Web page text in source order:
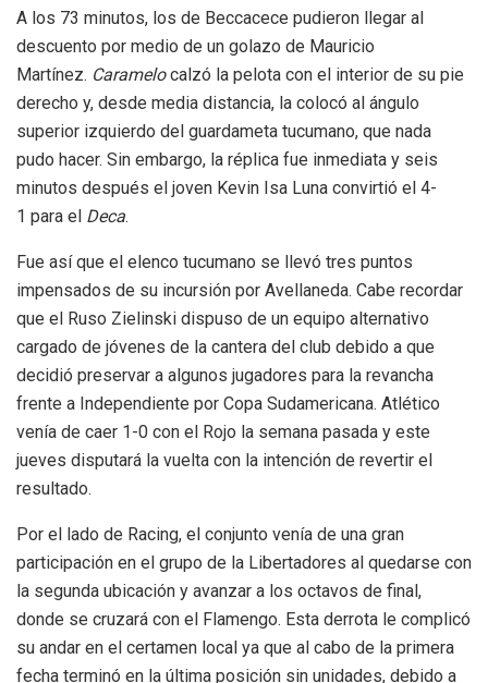
A los 73 minutos, los de Beccacece pudieron llegar al
descuento por medio de un golazo de Mauricio
Martínez. Caramelocalzó la pelota con el interior de su pie
derecho y, desde media distancia, la colocó al ángulo
superior izquierdo del guardameta tucumano, que nada
pudo hacer. Sin embargo, la réplica fue inmediata y seis
minutos después el joven Kevin Isa Luna convirtió el 4-
1 para el Deca.
Fue así que el elenco tucumano se llevó tres puntos
impensados de su incursión por Avellaneda. Cabe recordar
que el Ruso Zielinski dispuso de un equipo alternativo
cargado de jóvenes de la cantera del club debido a que
decidió preservar a algunos jugadores para la revancha
frente a Independiente por Copa Sudamericana. Atlético
venía de caer 1-0 con el Rojo la semana pasada y este
jueves disputará la vuelta con la intención de revertir el
resultado.
Por el lado de Racing, el conjunto venía de una gran
participación en el grupo de la Libertadores al quedarse con
la segunda ubicación y avanzar a los octavos de final,
donde se cruzará con el Flamengo. Esta derrota le complicó
su andar en el certamen local ya que al cabo de la primera
fecha terminó en la última posición sin unidades, debido a